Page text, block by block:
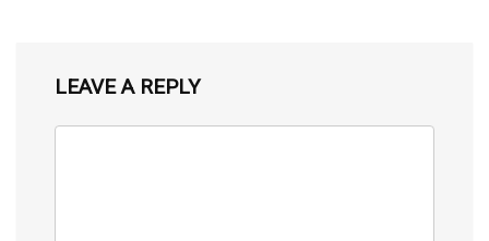
LEAVE A REPLY